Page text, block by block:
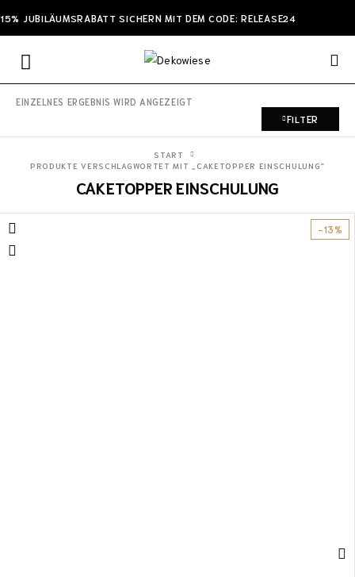
15% JUBILÄUMSRABATT SICHERN MIT DEM CODE: RELEASE24
EINZELNES ERGEBNIS WIRD ANGEZEIGT
FILTER
CAKETOPPER EINSCHULUNG
START
PRODUKTE VERSCHLAGWORTET MIT „CAKETOPPER EINSCHULUNG“
-13%